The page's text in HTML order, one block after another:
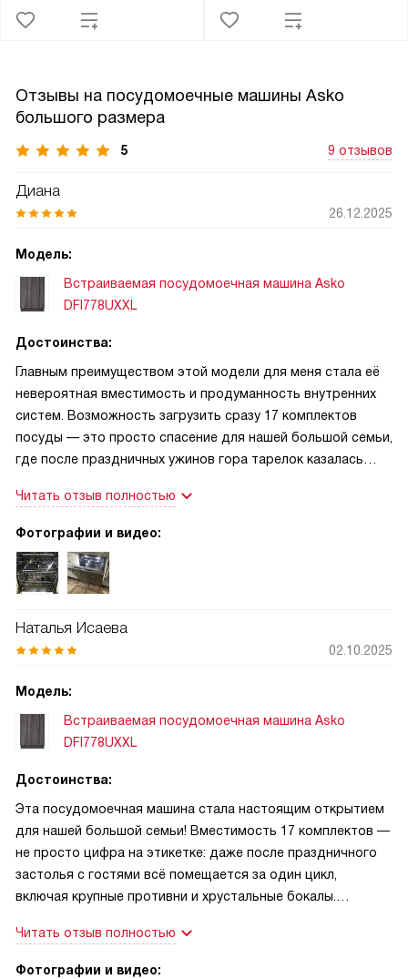
Отзывы на посудомоечные машины Asko
большого размера
5 9 отзывов
Диана
26.12.2025
Модель:
Встраиваемая посудомоечная машина Asko
DFI778UXXL
Достоинства:
Главным преимуществом этой модели для меня стала её
невероятная вместимость и продуманность внутренних
систем. Возможность загрузить сразу 17 комплектов
посуды — это просто спасение для нашей большой семьи,
где после праздничных ужинов гора тарелок казалась
Flexiracks™: они настолько гибкие, что позволяют с
легкостью разместить не только стандартные тарелки, но
которые раньше приходилось мыть вручную. Отдельного
восторга заслуживает функция автоматического
сочетании с автооткрытием. Посуда вынимается
абсолютно сухой, даже пластиковые контейнеры, что
отметить тихую работу и наличие ночной программы,
которая позволяет запускать машину, не боясь разбудить
домочадцев.
Читать отзыв полностью
Фотографии и видео:
Наталья Исаева
02.10.2025
Модель:
Встраиваемая посудомоечная машина Asko
DFI778UXXL
Достоинства:
Эта посудомоечная машина стала настоящим открытием
для нашей большой семьи! Вместимость 17 комплектов —
не просто цифра на этикетке: даже после праздничного
застолья с гостями всё помещается за один цикл,
включая крупные противни и хрустальные бокалы.
дозирования моющих средств ADS — больше не нужно
каждый раз отмерять таблетки или гель, машина сама
Читать отзыв полностью
Фотографии и видео: